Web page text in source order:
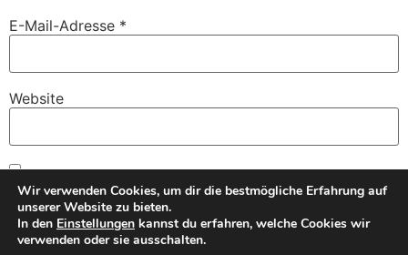
E-Mail-Adresse *
Website
Name, E-Mail-Adresse und Website in diesem Browser
für meinen nächsten Kommentar speichern.
Wir verwenden Cookies, um dir die bestmögliche Erfahrung auf
unserer Website zu bieten.
In den Einstellungen kannst du erfahren, welche Cookies wir
verwenden oder sie ausschalten.